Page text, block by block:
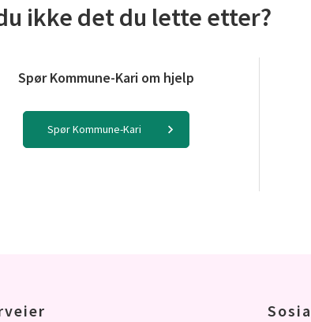
ikke det du lette etter?
Spør Kommune-Kari om hjelp
Spør Kommune-Kari